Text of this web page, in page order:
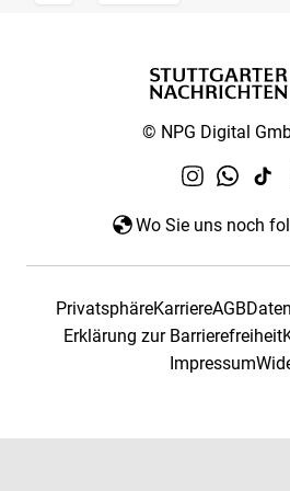
© NPG Digital
Wo Sie uns noch
PrivatsphäreKarriereAGB
Erklärung zur Barrierefreiheit
Impressum